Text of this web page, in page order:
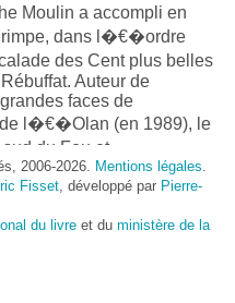
Moulin a accompli en
dans l�€�ordre
des Cent plus belles
Auteur de
faces de
l�€�Olan (en 1989), le
du Fou et
(en 1992), Christophe
solitaires auxquelles il
dans le Pamir-Alaï
des trois faces nord de la
nationale de
2006-2026. Mentions légales.
Fisset, développé par Pierre-
du livre et du ministère de la